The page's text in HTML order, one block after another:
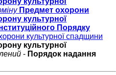
Предмет охорони
культурної
Порядку
культурної спадщини
культурної
- Порядок надання